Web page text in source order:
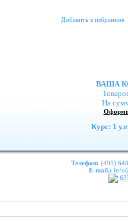
Добавить в избранное
ВАША
На
Курс: 1
Телефон: (495)
E-mail.: